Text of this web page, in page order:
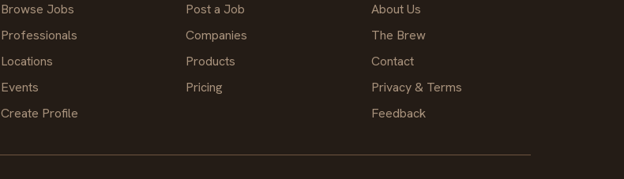
Browse Jobs
Professionals
Locations
Events
Create Profile
Post a Job
Companies
Products
Pricing
About Us
The Brew
Contact
Privacy & Terms
Feedback